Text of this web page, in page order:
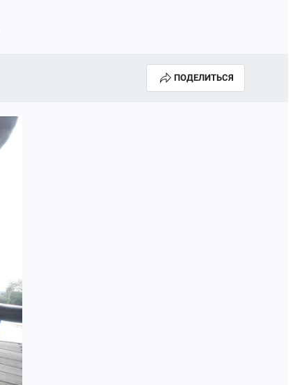
ПОДЕЛИТЬСЯ